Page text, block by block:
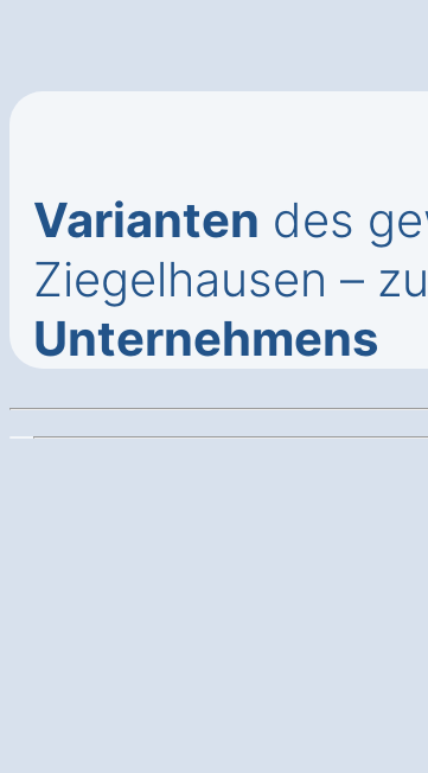
Varianten des
Ziegelhausen –
Unternehmens